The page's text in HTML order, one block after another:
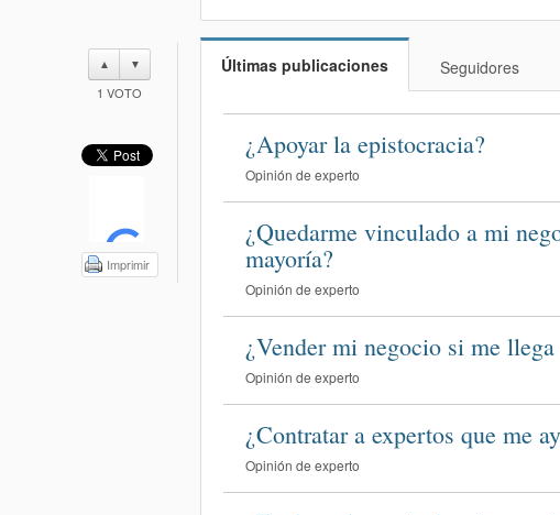
▲ ▼
1 VOTO
Imprimir
Últimas publicaciones Seguidores
¿Apoyar la epistocracia?
Opinión de experto
¿Quedarme vinculado a mi
mayoría?
Opinión de experto
¿Vender mi negocio si me
Opinión de experto
¿Contratar a expertos que me
Opinión de experto